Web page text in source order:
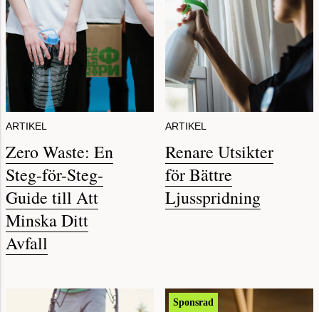
Zero Waste: En
Steg-för-Steg-
Guide till Att
Minska Ditt
Avfall
Renare Utsikter
för Bättre
Ljusspridning
Sponsrad